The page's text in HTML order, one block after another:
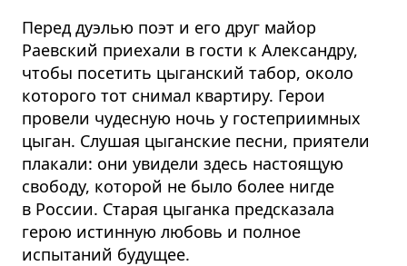
Перед дуэлью поэт и его друг майор
Раевский приехали в гости к Александру,
чтобы посетить цыганский табор, около
которого тот снимал квартиру. Герои
провели чудесную ночь у гостеприимных
цыган. Слушая цыганские песни, приятели
плакали: они увидели здесь настоящую
свободу, которой не было более нигде
в России. Старая цыганка предсказала
герою истинную любовь и полное
испытаний будущее.